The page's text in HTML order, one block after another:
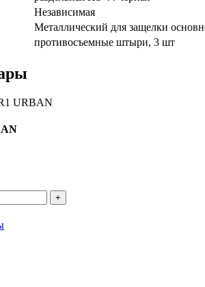
Независимая
Металлический для защелки
противосъемные штыри, 3 шт
+